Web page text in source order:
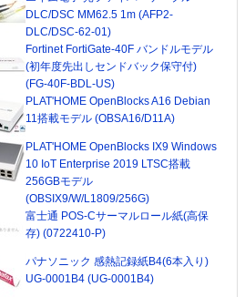
DLC/DSC MM62.5 1m (AFP2-
DLC/DSC-62-01)
Fortinet FortiGate-40F バンドルモデル
(初年度先出しセンドバック保守付)
(FG-40F-BDL-US)
PLAT'HOME OpenBlocks A16 Debian
11搭載モデル (OBSA16/D11A)
PLAT'HOME OpenBlocks IX9 Windows
10 IoT Enterprise 2019 LTSC搭載
256GBモデル
(OBSIX9/W/L1809/256G)
富士通 POS-Cサーマルロール紙(高保
存) (0722410-P)
パナソニック 感熱記録紙B4(6本入り)
UG-0001B4 (UG-0001B4)